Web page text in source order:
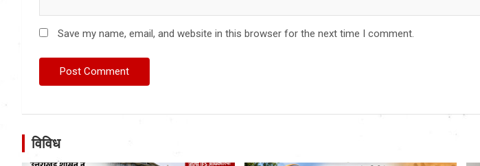
Save my name, email, and website in this browser for the next time I comment.
विविध